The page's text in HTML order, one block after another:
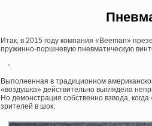
Итак, в 2015 году компания «Beeman»
пружинно-поршневую пневматическую
Выполненная в традиционном
«воздушка» действительно выглядела
Но демонстрация собственно взвода,
зрителей в шок: